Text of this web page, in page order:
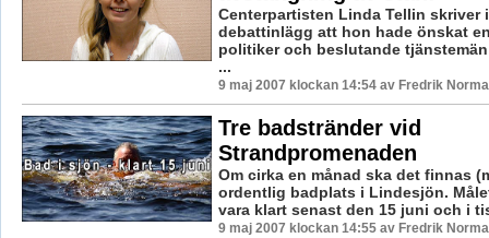
Centerpartisten Linda Tellin skriver
debattinlägg att hon hade önskat
politiker och beslutande
...
9 maj 2007 klockan 14:54 av Fredrik
Tre badstränder vid
Strandpromenaden
Om cirka en månad ska det finnas
ordentlig badplats i Lindesjön.
vara klart senast den 15 juni och i
9 maj 2007 klockan 14:55 av Fredrik